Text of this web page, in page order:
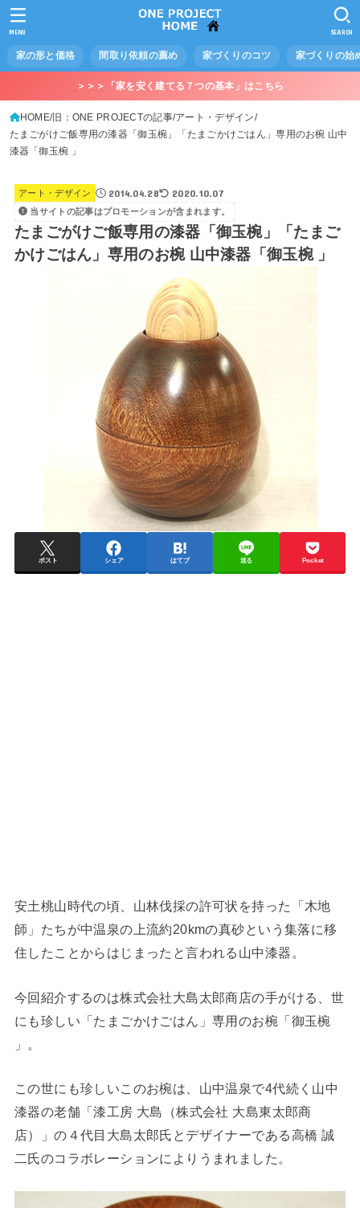
家の形と価格 間取り依頼の薦め 家づくりのコツ 家づくりの始
SEARCH
MENU
＞＞＞「家を安く建てる７つの基本」はこちら
HOME 旧：ONE PROJECTの記事 アート・デザイン
たまごがけご飯専用の漆器「御玉椀」「たまごかけごはん」専用のお椀 山中
漆器「御玉椀 」
アート・デザイン 2014.04.28 2020.10.07
当サイトの記事はプロモーションが含まれます。
たまごがけご飯専用の漆器「御玉椀」「たまご
かけごはん」専用のお椀 山中漆器「御玉椀 」
ポスト シェア はてブ 送る Pocket
安土桃山時代の頃、山林伐採の許可状を持った「木地
師」たちが中温泉の上流約20kmの真砂という集落に移
住したことからはじまったと言われる山中漆器。
今回紹介するのは株式会社大島太郎商店の手がける、世
にも珍しい「たまごかけごはん」専用のお椀「御玉椀
」。
この世にも珍しいこのお椀は、山中温泉で4代続く山中
漆器の老舗「漆工房 大島（株式会社 大島東太郎商
店）」の４代目大島太郎氏とデザイナーである高橋 誠
二氏のコラボレーションによりうまれました。